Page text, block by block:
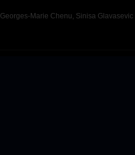
Georges-Marie Chenu, Sinisa Glavasevic